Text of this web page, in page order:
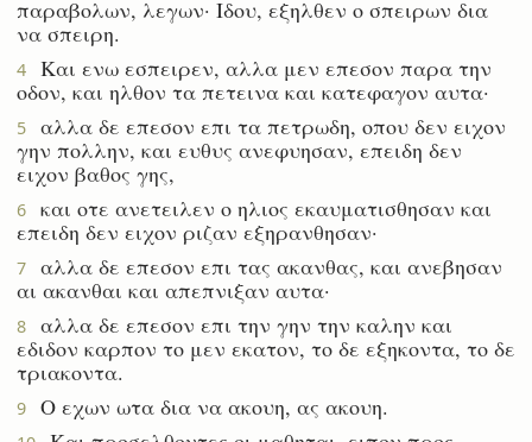
παραβολων, λεγων· Ιδου, εξηλθεν ο σπειρων δια
να σπειρη.
4
Και ενω εσπειρεν, αλλα μεν επεσον παρα την
οδον, και ηλθον τα πετεινα και κατεφαγον αυτα·
5
αλλα δε επεσον επι τα πετρωδη, οπου δεν ειχον
γην πολλην, και ευθυς ανεφυησαν, επειδη δεν
ειχον βαθος γης,
6
και οτε ανετειλεν ο ηλιος εκαυματισθησαν και
επειδη δεν ειχον ριζαν εξηρανθησαν·
7
αλλα δε επεσον επι τας ακανθας, και ανεβησαν
αι ακανθαι και απεπνιξαν αυτα·
8
αλλα δε επεσον επι την γην την καλην και
εδιδον καρπον το μεν εκατον, το δε εξηκοντα, το δε
τριακοντα.
9 Ο εχων ωτα δια να ακουη, ας ακουη.